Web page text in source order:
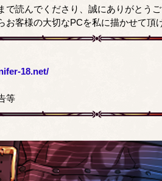
で読んでくださり、誠にありがとう
お客様の大切なPCを私に描かせて頂
18.net/
等